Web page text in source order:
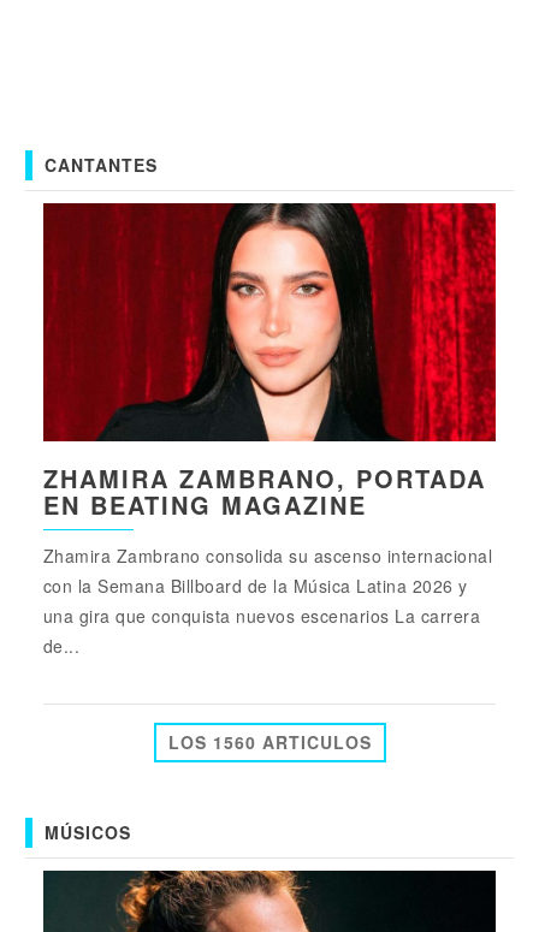
CANTANTES
ZHAMIRA ZAMBRANO, PORTADA
EN BEATING MAGAZINE
Zhamira Zambrano consolida su ascenso internacional
con la Semana Billboard de la Música Latina 2026 y
una gira que conquista nuevos escenarios La carrera
de...
LOS 1560 ARTICULOS
MÚSICOS